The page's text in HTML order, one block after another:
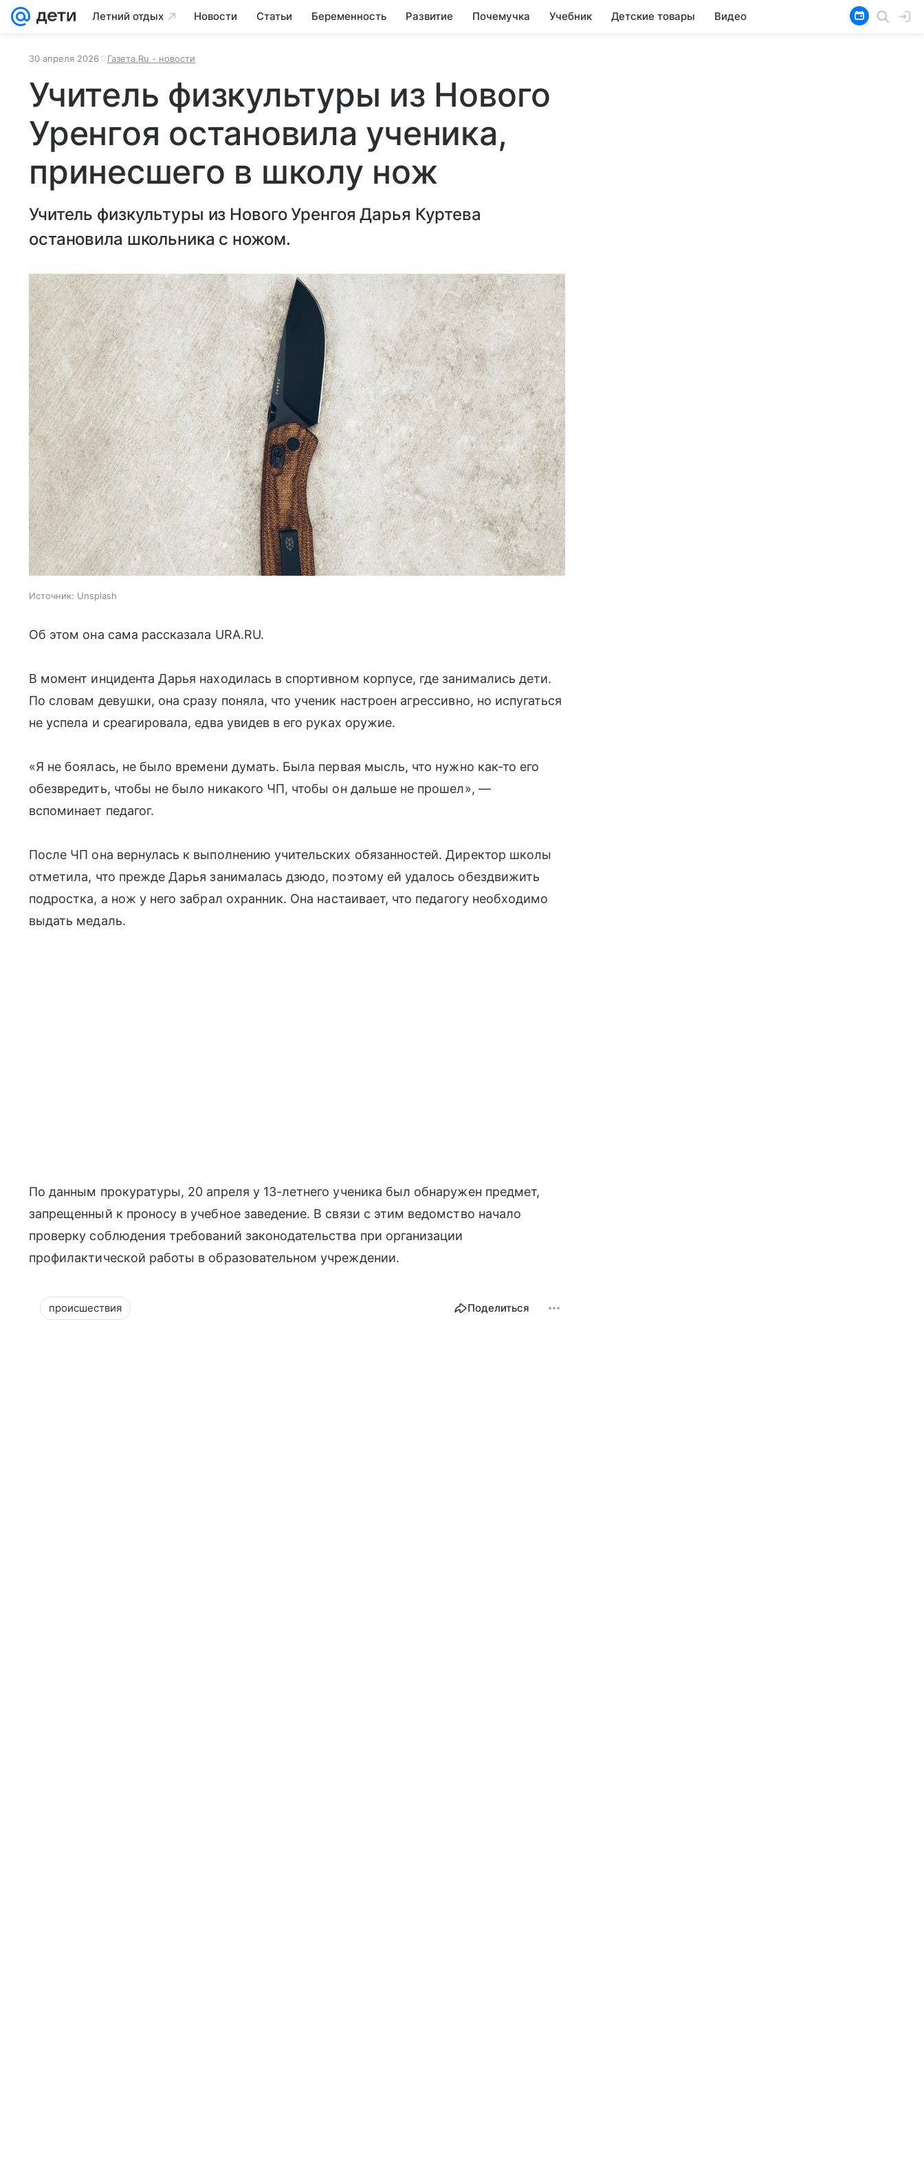
Летний отдых Новости Статьи Беременность Развитие Почемучка Учебник Детские товары Видео
30 апреля 2026 Газета.Ru - новости
Учитель физкультуры из Нового
Уренгоя остановила ученика,
принесшего в школу нож
Учитель физкультуры из Нового Уренгоя Дарья Куртева
остановила школьника с ножом.
Источник: Unsplash
Об этом она сама рассказала URA.RU.
В момент инцидента Дарья находилась в спортивном корпусе, где занимались дети.
По словам девушки, она сразу поняла, что ученик настроен агрессивно, но испугаться
не успела и среагировала, едва увидев в его руках оружие.
«Я не боялась, не было времени думать. Была первая мысль, что нужно как-то его
обезвредить, чтобы не было никакого ЧП, чтобы он дальше не прошел», —
вспоминает педагог.
После ЧП она вернулась к выполнению учительских обязанностей. Директор школы
отметила, что прежде Дарья занималась дзюдо, поэтому ей удалось обездвижить
подростка, а нож у него забрал охранник. Она настаивает, что педагогу необходимо
выдать медаль.
По данным прокуратуры, 20 апреля у 13-летнего ученика был обнаружен предмет,
запрещенный к проносу в учебное заведение. В связи с этим ведомство начало
проверку соблюдения требований законодательства при организации
профилактической работы в образовательном учреждении.
происшествия Поделиться